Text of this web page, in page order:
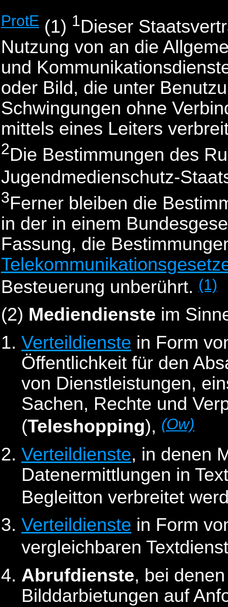
ProtE (1) 1Dieser
Nutzung von an die
und
oder Bild, die unter
Schwingungen ohne
mittels eines Leiters
2Die Bestimmungen des
Jugendmedienschutz-
3Ferner bleiben die
in der in einem
Fassung, die
Besteuerung unberührt. (1)
(2) Mediendienste im
Verteildienste in Form
Öffentlichkeit für den
von Dienstleistungen,
Sachen, Rechte und
(Teleshopping), (Ow)
Verteildienste, in denen
Datenermittlungen in
Begleitton verbreitet
Verteildienste in Form
vergleichbaren
Abrufdienste, bei
Bilddarbietungen auf